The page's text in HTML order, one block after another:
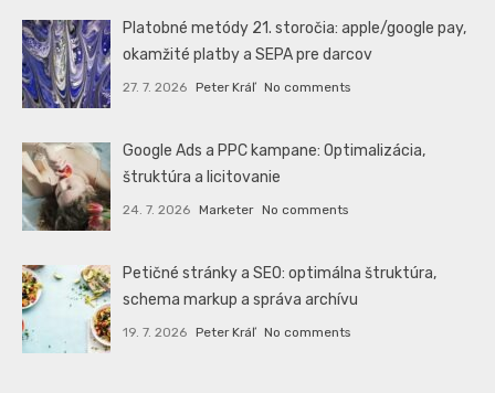
Platobné metódy 21. storočia: apple/google pay,
okamžité platby a SEPA pre darcov
27. 7. 2026 Peter Kráľ No comments
Google Ads a PPC kampane: Optimalizácia,
štruktúra a licitovanie
24. 7. 2026 Marketer No comments
Petičné stránky a SEO: optimálna štruktúra,
schema markup a správa archívu
19. 7. 2026 Peter Kráľ No comments